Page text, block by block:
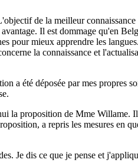
de la meilleur
Il est dommage qu'en
mieux apprendre les
la connaissance et
a été déposée par mes propres
la proposition de Mme Willame.
a repris les mesures en
Je dis ce que je pense et